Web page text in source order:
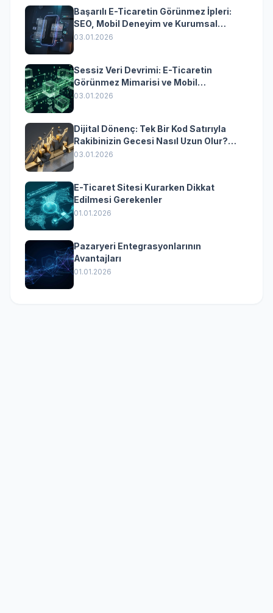
Başarılı E-Ticaretin Görünmez İpleri:
SEO, Mobil Deneyim ve Kurumsal
Yazılımın Kazandıran Senkronizasyonu
03.01.2026
Sessiz Veri Devrimi: E-Ticaretin
Görünmez Mimarisi ve Mobil
Dönüşümün Kurumsal Anahtarı
03.01.2026
Dijital Dönenç: Tek Bir Kod Satırıyla
Rakibinizin Gecesi Nasıl Uzun Olur?
(Kurumsal Yazılımın Güçlü Rolü)
03.01.2026
E-Ticaret Sitesi Kurarken Dikkat
Edilmesi Gerekenler
01.01.2026
Pazaryeri Entegrasyonlarının
Avantajları
01.01.2026